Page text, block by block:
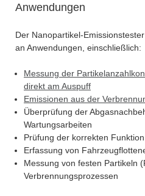
Anwendungen
Der Nanopartikel-
an Anwendungen, einschließlich:
Messung der
direkt am Auspuff
Emissionen aus der
Überprüfung der
Wartungsarbeiten
Prüfung der korrekten
Erfassung von
Messung von festen Partikeln
Verbrennungsprozessen